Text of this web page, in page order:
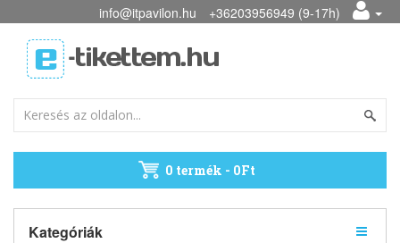
info@itpavilon.hu +36203956949 (9-17h)
0 termék - 0Ft
Kategóriák